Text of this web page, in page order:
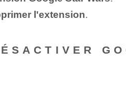
l'extension.